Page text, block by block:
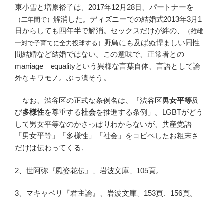
東小雪と増原裕子は、2017年12月28日、パートナーを
（二年間で） 解消した。ディズニーでの結婚式2013年3月1
日からしても四年半で解消。セックスだけが絆の、
（雄雌
一対で子育てに全力投球する） 野鳥にも及ばぬ悍ましい同性
間結婚など結婚ではない。この意味で、正常者との
marriage equalityという異様な言葉自体、言語として論
外なキワモノ。ぶっ潰そう。
なお、渋谷区の正式な条例名は、「渋谷区男女平等及
び多様性を尊重する社会を推進する条例」。LGBTがどう
して男女平等なのかさっぱりわからないが、共産党語
「男女平等」「多様性」「社会」をコピペしたお粗末さ
だけは伝わってくる。
2、世阿弥『風姿花伝』、岩波文庫、105頁。
3、マキャベリ『君主論』、岩波文庫、153頁、156頁。